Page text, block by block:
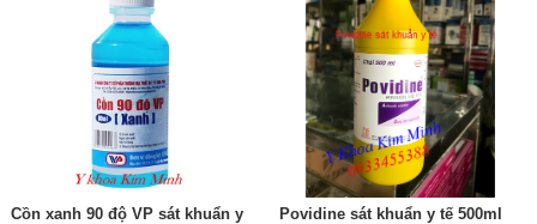
Cồn xanh 90 độ VP sát khuẩn y
Povidine sát khuẩn y tế 500ml